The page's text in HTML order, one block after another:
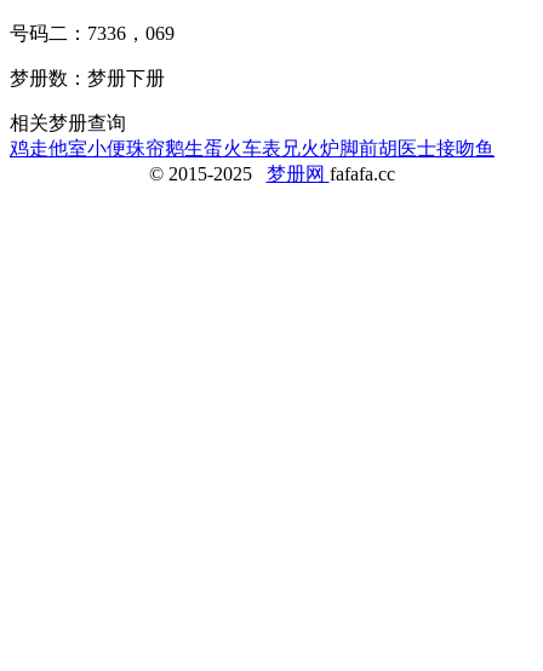
号码二：7336，069
梦册数：梦册下册
相关梦册查询
鸡走他室小便珠帘鹅生蛋火车表兄火炉脚前胡 医士接吻鱼
© 2015-2025 梦册网 fafafa.cc